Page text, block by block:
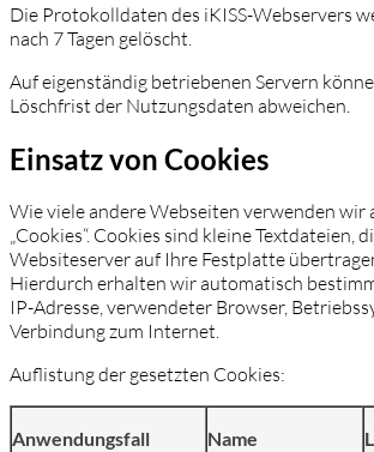
Die Protokolldaten des iKISS-Webservers
nach 7 Tagen gelöscht.
Auf eigenständig betriebenen Servern
Löschfrist der Nutzungsdaten abweichen.
Einsatz von Cookies
Wie viele andere Webseiten verwenden wir
„Cookies“. Cookies sind kleine Textdateien,
Websiteserver auf Ihre Festplatte
Hierdurch erhalten wir automatisch
IP-Adresse, verwendeter Browser,
Verbindung zum Internet.
Auflistung der gesetzten Cookies:
Anwendungsfall Name